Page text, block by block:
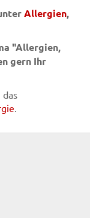
Allergien,
"Allergien,
gern Ihr
.